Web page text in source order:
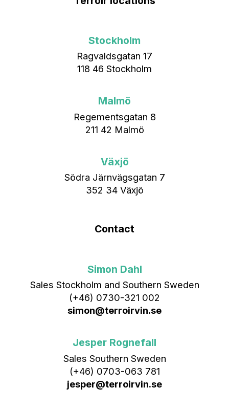
Stockholm
Ragvaldsgatan 17
118 46 Stockholm
Malmö
Regementsgatan 8
211 42 Malmö
Växjö
Södra Järnvägsgatan 7
352 34 Växjö
Contact
Simon Dahl
Sales Stockholm and Southern Sweden
(+46) 0730-321 002
simon@terroirvin.se
Jesper Rognefall
Sales Southern Sweden
(+46) 0703-063 781
jesper@terroirvin.se